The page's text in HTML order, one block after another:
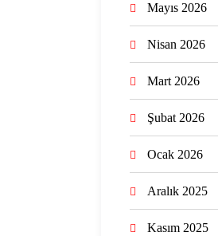
Mayıs 2026
Nisan 2026
Mart 2026
Şubat 2026
Ocak 2026
Aralık 2025
Kasım 2025